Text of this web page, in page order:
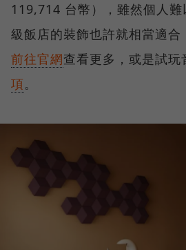
119,714 台幣），雖然個人
級飯店的裝飾也許就相當適合
前往官網查看更多，或是試玩
項。